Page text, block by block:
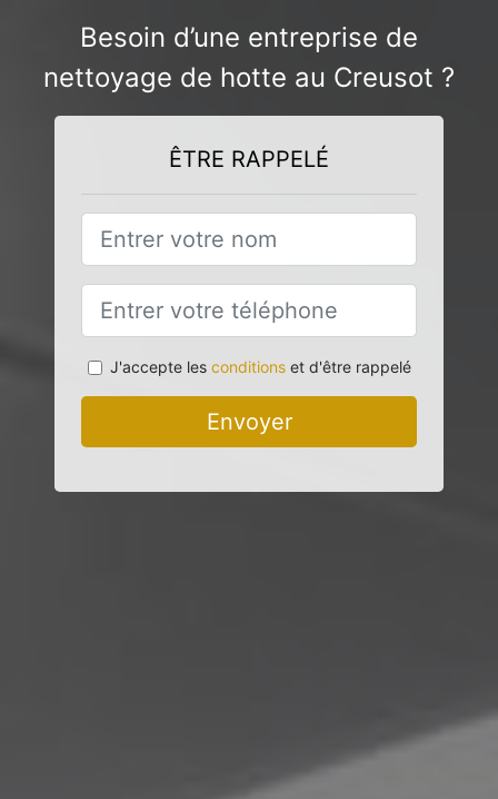
Besoin d’une entreprise de
nettoyage de hotte au Creusot ?
ÊTRE RAPPELÉ
J'accepte les conditionset d'être rappelé
Envoyer